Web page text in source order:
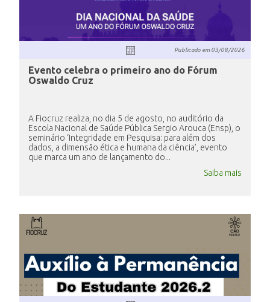
Publicado em03/08/2026
Evento celebra o primeiro ano do Fórum
Oswaldo Cruz
A Fiocruz realiza, no dia 5 de agosto, no auditório da
Escola Nacional de Saúde Pública Sergio Arouca (Ensp), o
seminário ‘Integridade em Pesquisa: para além dos
dados, a dimensão ética e humana da ciência’, evento
que marca um ano de lançamento do...
Saiba mais